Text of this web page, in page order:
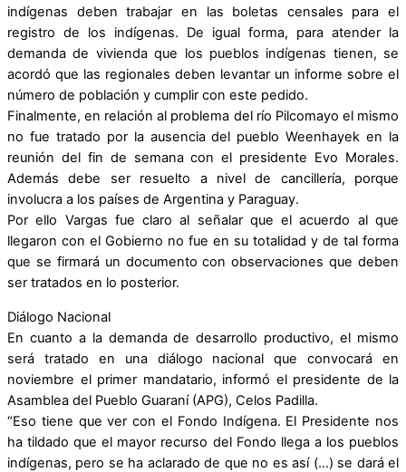
indígenas deben trabajar en las boletas censales para el
registro de los indígenas. De igual forma, para atender la
demanda de vivienda que los pueblos indígenas tienen, se
acordó que las regionales deben levantar un informe sobre el
número de población y cumplir con este pedido.
Finalmente, en relación al problema del río Pilcomayo el mismo
no fue tratado por la ausencia del pueblo Weenhayek en la
reunión del fin de semana con el presidente Evo Morales.
Además debe ser resuelto a nivel de cancillería, porque
involucra a los países de Argentina y Paraguay.
Por ello Vargas fue claro al señalar que el acuerdo al que
llegaron con el Gobierno no fue en su totalidad y de tal forma
que se firmará un documento con observaciones que deben
ser tratados en lo posterior.
Diálogo Nacional
En cuanto a la demanda de desarrollo productivo, el mismo
será tratado en una diálogo nacional que convocará en
noviembre el primer mandatario, informó el presidente de la
Asamblea del Pueblo Guaraní (APG), Celos Padilla.
“Eso tiene que ver con el Fondo Indígena. El Presidente nos
ha tildado que el mayor recurso del Fondo llega a los pueblos
indígenas, pero se ha aclarado de que no es así (…) se dará el